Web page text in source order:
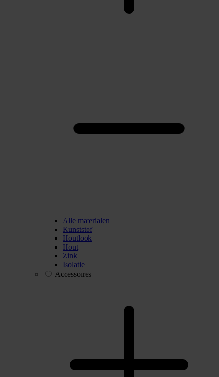
Alle materialen
Kunststof
Houtlook
Hout
Zink
Isolatie
Accessoires